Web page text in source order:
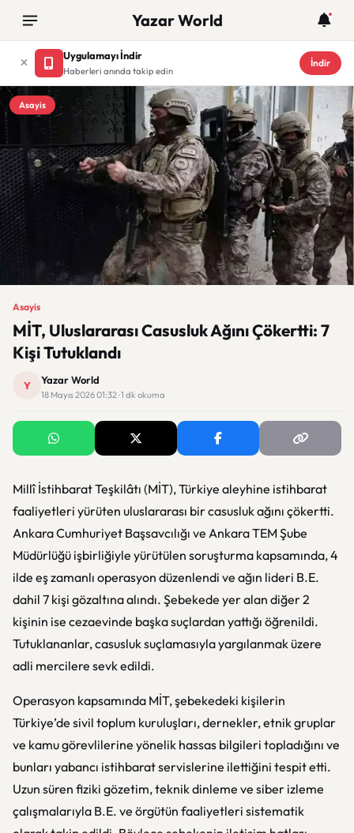
Yazar World
Uygulamayı İndir
Haberleri anında takip edin
İndir
Asayis
Asayis
MİT, Uluslararası Casusluk Ağını Çökertti: 7
Kişi Tutuklandı
Y Yazar World
18 Mayıs 2026 01:32 · 1 dk okuma
Millî İstihbarat Teşkilâtı (MİT), Türkiye aleyhine istihbarat
faaliyetleri yürüten uluslararası bir casusluk ağını çökertti.
Ankara Cumhuriyet Başsavcılığı ve Ankara TEM Şube
Müdürlüğü işbirliğiyle yürütülen soruşturma kapsamında, 4
ilde eş zamanlı operasyon düzenlendi ve ağın lideri B.E.
dahil 7 kişi gözaltına alındı. Şebekede yer alan diğer 2
kişinin ise cezaevinde başka suçlardan yattığı öğrenildi.
Tutuklananlar, casusluk suçlamasıyla yargılanmak üzere
adli mercilere sevk edildi.
Operasyon kapsamında MİT, şebekedeki kişilerin
Türkiye’de sivil toplum kuruluşları, dernekler, etnik gruplar
ve kamu görevlilerine yönelik hassas bilgileri topladığını ve
bunları yabancı istihbarat servislerine ilettiğini tespit etti.
Uzun süren fiziki gözetim, teknik dinleme ve siber izleme
çalışmalarıyla B.E. ve örgütün faaliyetleri sistematik